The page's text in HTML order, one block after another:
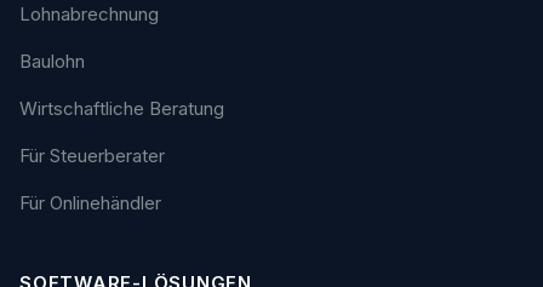
Lohnabrechnung
Baulohn
Wirtschaftliche Beratung
Für Steuerberater
Für Onlinehändler